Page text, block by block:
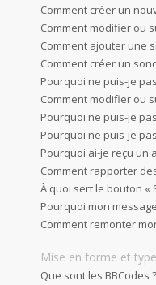
Comment créer un
Comment modifier ou
Comment ajouter une
Comment créer un
Pourquoi ne puis-je
Comment modifier ou
Pourquoi ne puis-je
Pourquoi ne puis-je
Pourquoi ai-je reçu un
Comment rapporter
À quoi sert le bouton «
Pourquoi mon
Comment remonter
Mise en forme et
Que sont les BBCodes ?